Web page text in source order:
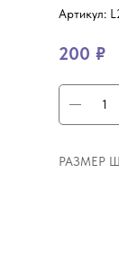
Артикул:
200 ₽
РАЗМЕР